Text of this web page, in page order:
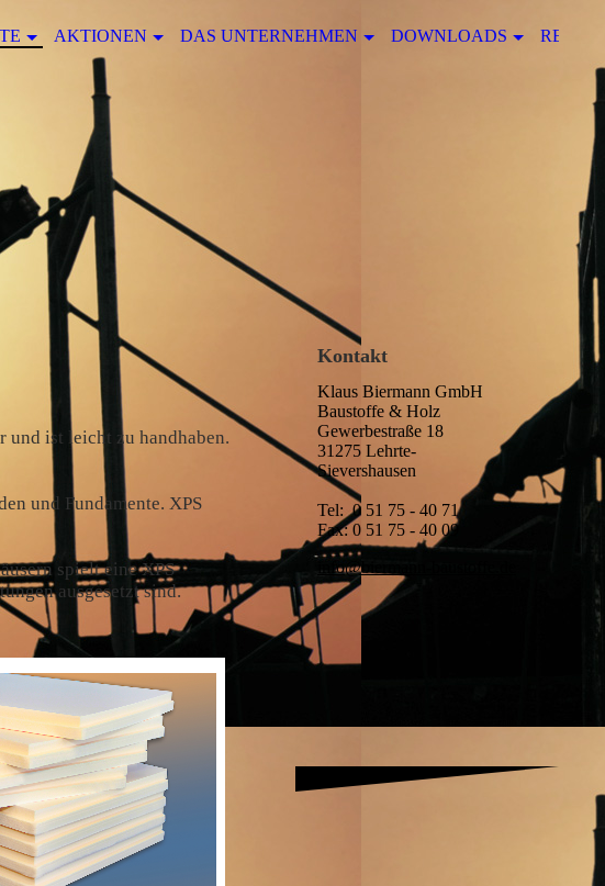
AKTIONEN DAS UNTERNEHMEN DOWNLOADS
und ist leicht zu handhaben.
und Fundamente. XPS
spielt eine XPS
ausgesetzt sind.
Kontakt
Klaus Biermann GmbH
Baustoffe & Holz
Gewerbestraße 18
31275 Lehrte-
Sievershausen
Tel: 0 51 75 - 40 71
Fax: 0 51 75 - 40 09
info@biermann-baustoffe.de